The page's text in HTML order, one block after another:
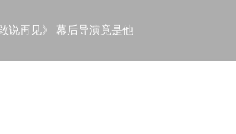
说再见》 幕后导演竟是他